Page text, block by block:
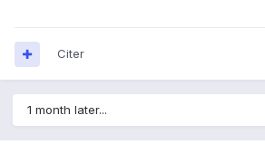
Citer
1 month later...